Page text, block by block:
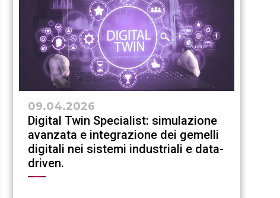
09.04.2026
Digital Twin Specialist: simulazione
avanzata e integrazione dei gemelli
digitali nei sistemi industriali e data-
driven.